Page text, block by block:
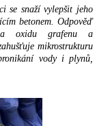
se snaží vylepšit jeho
betonem. Odpověď
oxidu grafenu a
mikrostrukturu
vody i plynů,